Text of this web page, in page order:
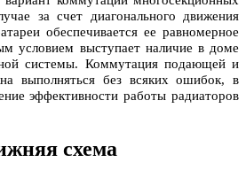
за счет диагонального движения
обеспечивается ее равномерное
условием выступает наличие в доме
системы. Коммутация подающей и
выполняться без всяких ошибок, в
эффективности работы радиаторов
схема